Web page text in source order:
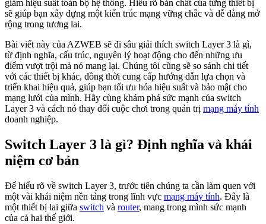
giảm hiệu suất toàn bộ hệ thống. Hiểu rõ bản chất của từng thiết bị
sẽ giúp bạn xây dựng một kiến trúc mạng vững chắc và dễ dàng mở
rộng trong tương lai.
Bài viết này của AZWEB sẽ đi sâu giải thích switch Layer 3 là gì,
từ định nghĩa, cấu trúc, nguyên lý hoạt động cho đến những ưu
điểm vượt trội mà nó mang lại. Chúng tôi cũng sẽ so sánh chi tiết
với các thiết bị khác, đồng thời cung cấp hướng dẫn lựa chọn và
triển khai hiệu quả, giúp bạn tối ưu hóa hiệu suất và bảo mật cho
mạng lưới của mình. Hãy cùng khám phá sức mạnh của switch
Layer 3 và cách nó thay đổi cuộc chơi trong quản trị mạng máy tính
doanh nghiệp.
Switch Layer 3 là gì? Định nghĩa và khái
niệm cơ bản
Để hiểu rõ về switch Layer 3, trước tiên chúng ta cần làm quen với
một vài khái niệm nền tảng trong lĩnh vực mạng máy tính. Đây là
một thiết bị lai giữa switch và router, mang trong mình sức mạnh
của cả hai thế giới.